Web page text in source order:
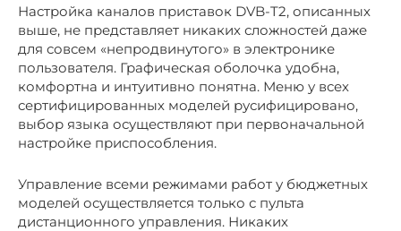
Настройка каналов приставок DVB-T2, описанных
выше, не представляет никаких сложностей даже
для совсем «непродвинутого» в электронике
пользователя. Графическая оболочка удобна,
комфортна и интуитивно понятна. Меню у всех
сертифицированных моделей русифицировано,
выбор языка осуществляют при первоначальной
настройке приспособления.
Управление всеми режимами работ у бюджетных
моделей осуществляется только с пульта
дистанционного управления. Никаких